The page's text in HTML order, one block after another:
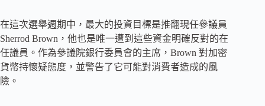
在這次選舉週期中，最大的投資目標是推翻現任參議員
Sherrod Brown，他也是唯一遭到這些資金明確反對的在
任議員。作為參議院銀行委員會的主席，Brown 對加密
貨幣持懷疑態度，並警告了它可能對消費者造成的風
險。